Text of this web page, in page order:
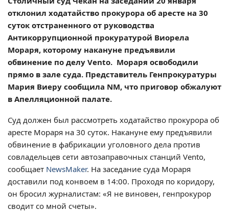
отклонил ходатайство прокурора об аресте на 30
суток отстраненного от руководства
Антикоррупционной прокуратурой Виорела
Мораря, которому накануне предъявили
обвинение по делу Vento. Мораря освободили
прямо в зале суда. Представитель Генпрокуратуры
Мария Виеру сообщила NM, что приговор обжалуют
в Апелляционной палате.
Суд должен был рассмотреть ходатайство прокурора об
аресте Мораря на 30 суток. Накануне ему предъявили
обвинение в фабрикации уголовного дела против
совладельцев сети автозаправочных станций Vento,
сообщает NewsMaker. На заседание суда Мораря
доставили под конвоем в 14:00. Проходя по коридору,
он бросил журналистам: «Я не виновен, генпрокурор
сводит со мной счеты».